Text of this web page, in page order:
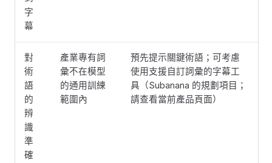
字
幕
對
術
語
的
辨
識
準
確
產業專有詞
彙不在模型
的通用訓練
範圍內
預先提示關鍵術語；可考慮
使用支援自訂詞彙的字幕工
具（Subanana 的規劃項目；
請查看當前產品頁面）